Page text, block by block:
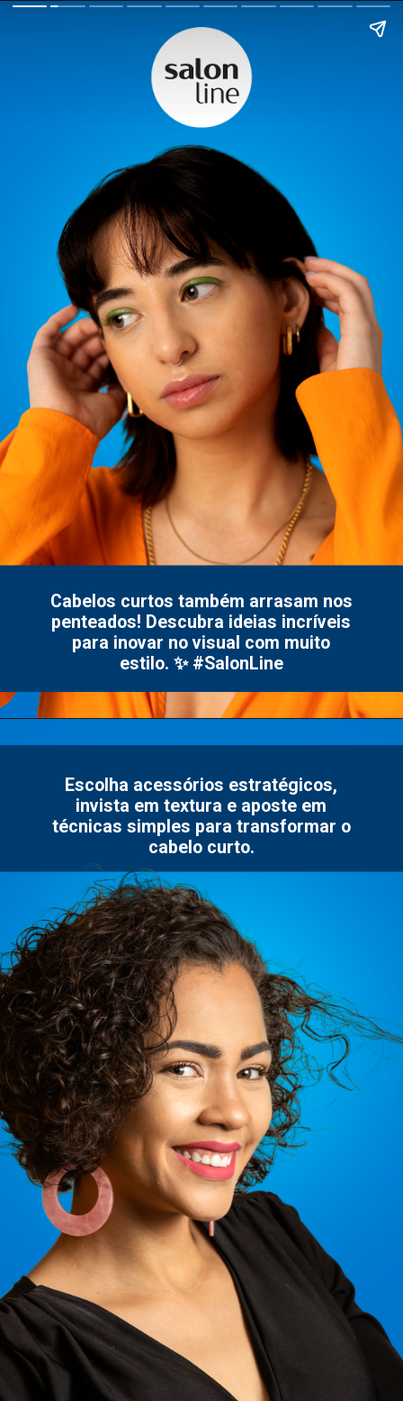
Cabelos curtos também arrasam nos
penteados! Descubra ideias incríveis
para inovar no visual com muito
estilo. ✨ #SalonLine
Escolha acessórios estratégicos,
invista em textura e aposte em
técnicas simples para transformar o
cabelo curto.